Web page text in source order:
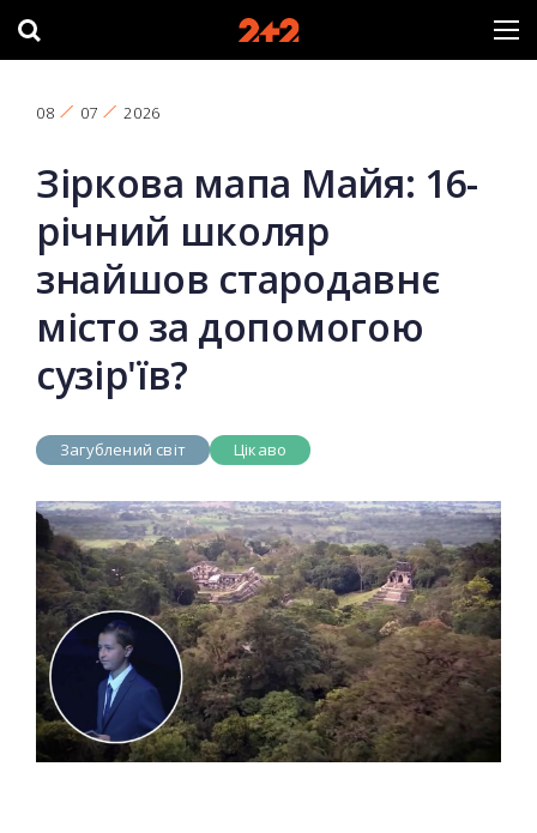
08 07 2026
Зіркова мапа Майя: 16-
річний школяр
знайшов стародавнє
місто за допомогою
сузір'їв?
Загублений світ Цікаво